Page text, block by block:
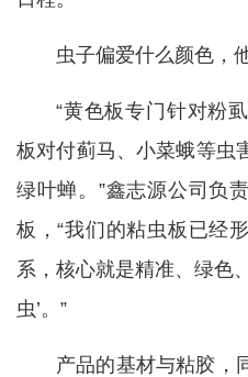
虫子偏爱什么颜色，
“黄色板专门针对粉
板对付蓟马、小菜蛾等虫
绿叶蝉。”鑫志源公司负
板，“我们的粘虫板已经
系，核心就是精准、绿色
虫’。”
产品的基材与粘胶，